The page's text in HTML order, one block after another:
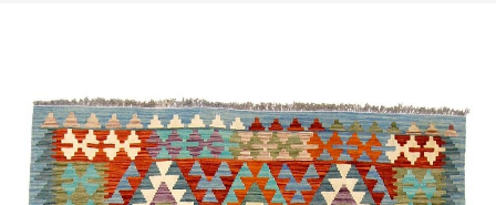
Lori Baseri 243 x 175
4.380,00€ + HINZUFÜGEN